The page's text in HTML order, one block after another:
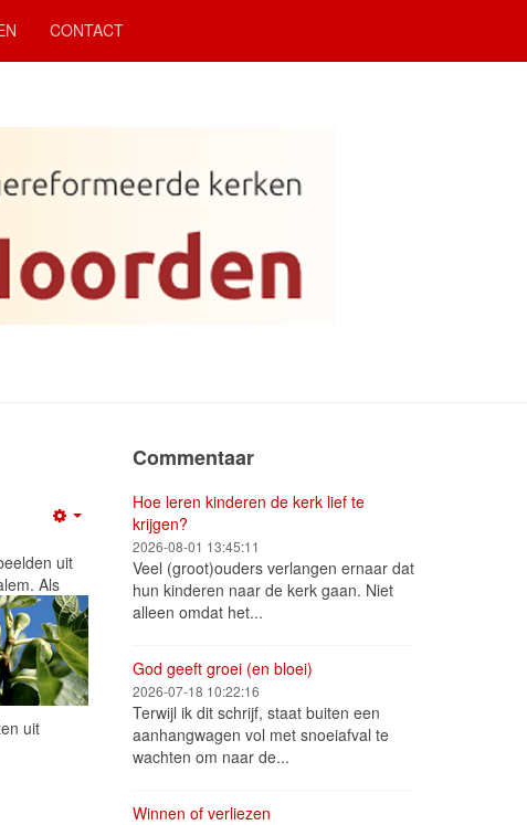
CONTACT
uit
Als
uit
Commentaar
Hoe leren kinderen de kerk lief te
krijgen?
2026-08-01 13:45:11
Veel (groot)ouders verlangen ernaar dat
hun kinderen naar de kerk gaan. Niet
alleen omdat het...
God geeft groei (en bloei)
2026-07-18 10:22:16
Terwijl ik dit schrijf, staat buiten een
aanhangwagen vol met snoeiafval te
wachten om naar de...
Winnen of verliezen